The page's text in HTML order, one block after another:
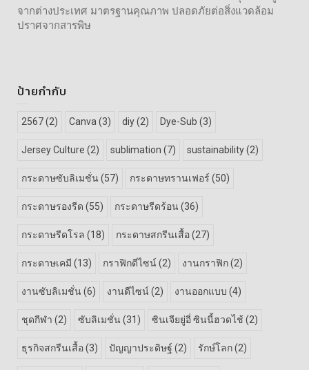
จากต่างประเทศ มาตรฐานคุณภาพ ปลอดภัยต่อสิ่งแวดล้อม
ปราศจากสารพิษ
ป้ายกำกับ
2567(2) Canva(3) diy(2) Dye-Sub (3)
Jersey Culture (2) sublimation (7) sustainability(2)
กระดาษซับลิเมชั่น (57) กระดาษทรานเฟอร์ (50)
กระดาษรองรีด (55) กระดาษรีดร้อน (36)
กระดาษรีดโรล (18) กระดาษสกรีนเสื้อ(27)
กระดาษเคมี (13) กราฟิกดีไซน์ (2) งานกราฟิก(2)
งานซับลิเมชั่น (6) งานดีไซน์ (2) งานออกแบบ (4)
ชุดกีฬา (2) ซับลิเมชั่น (31) ซินเจียยู่อี่ ซินนี้ฮวดไช้ (2)
ธุรกิจสกรีนเสื้อ(3) ปัญญาประดิษฐ์ (2) รักษ์โลก(2)